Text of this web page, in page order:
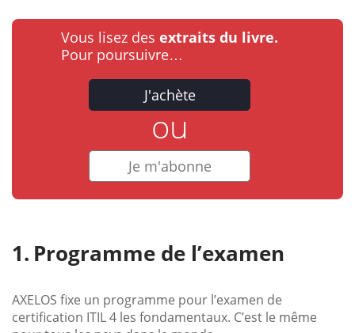
Vous lisez des extraits du livre.
Pour poursuivre…
J'achète
ou
Je m'abonne
Programme de l’examen
AXELOS fixe un programme pour l’examen de
certification ITIL 4 les fondamentaux. C’est le même